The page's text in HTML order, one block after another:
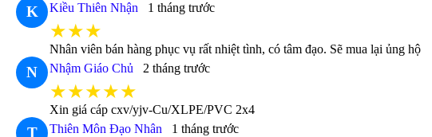
K Kiều Thiên Nhận 1 tháng trước
★★★
Nhân viên bán hàng phục vụ rất nhiệt tình, có tâm đạo. Sẽ mua lại ủng hộ
N Nhậm Giáo Chủ 2 tháng trước
★★★★★
Xin giá cáp cxv/yjv-Cu/XLPE/PVC 2x4
T Thiên Môn Đạo Nhân 1 tháng trước